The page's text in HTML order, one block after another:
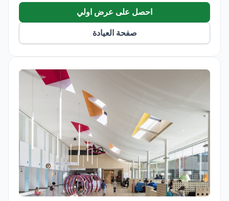
يعالج البالغين والأطفال، ويضم 108 غرف خاصة و15
حاصل على شهادات ISO 9001 وISO 14001 وISO
صفحة العيادة
SJD Barcelona Children’s Hospital